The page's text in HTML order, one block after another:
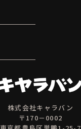
株式会社キャラバン
〒170－0002